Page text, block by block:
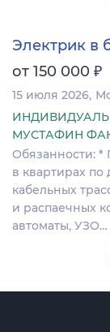
Электрик в
от 150 000 ₽
15 июля 2026
МУСТАФИН
Обязанности:
в квартирах по
кабельных
и распаечных
автоматы, УЗО…